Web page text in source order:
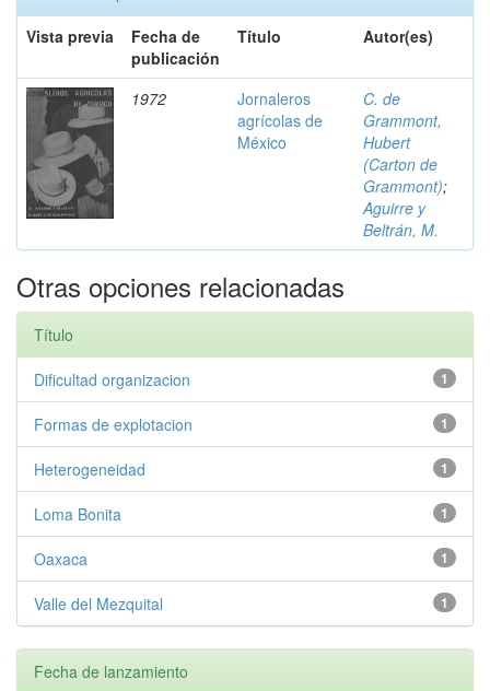
Vista previa
Fecha de
publicación
Título Autor(es)
1972
Jornaleros
agrícolas de
México
C. de
Grammont,
Hubert
(Carton de
Grammont);
Aguirre y
Beltrán, M.
Otras opciones relacionadas
Título
1
Dificultad organizacion
1
Formas de explotacion
1
Heterogeneidad
1
Loma Bonita
1
Oaxaca
1
Valle del Mezquital
Fecha de lanzamiento